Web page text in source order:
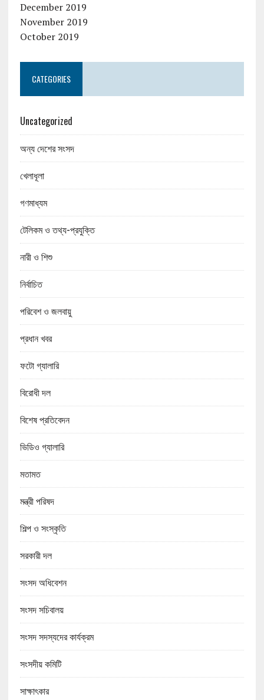
December 2019
November 2019
October 2019
CATEGORIES
Uncategorized
অন্য দেশের সংসদ
খেলাধূলা
গণমাধ্যম
টেলিকম ও তথ্য-প্রযুক্তি
নারী ও শিশু
নির্বাচিত
পরিবেশ ও জলবায়ু
প্রধান খবর
ফটো গ্যালারি
বিরোধী দল
বিশেষ প্রতিবেদন
ভিডিও গ্যালারি
মতামত
মন্ত্রী পরিষদ
শিল্প ও সংস্কৃতি
সরকারী দল
সংসদ অধিবেশন
সংসদ সচিবালয়
সংসদ সদস্যদের কার্যক্রম
সংসদীয় কমিটি
সাক্ষাৎকার